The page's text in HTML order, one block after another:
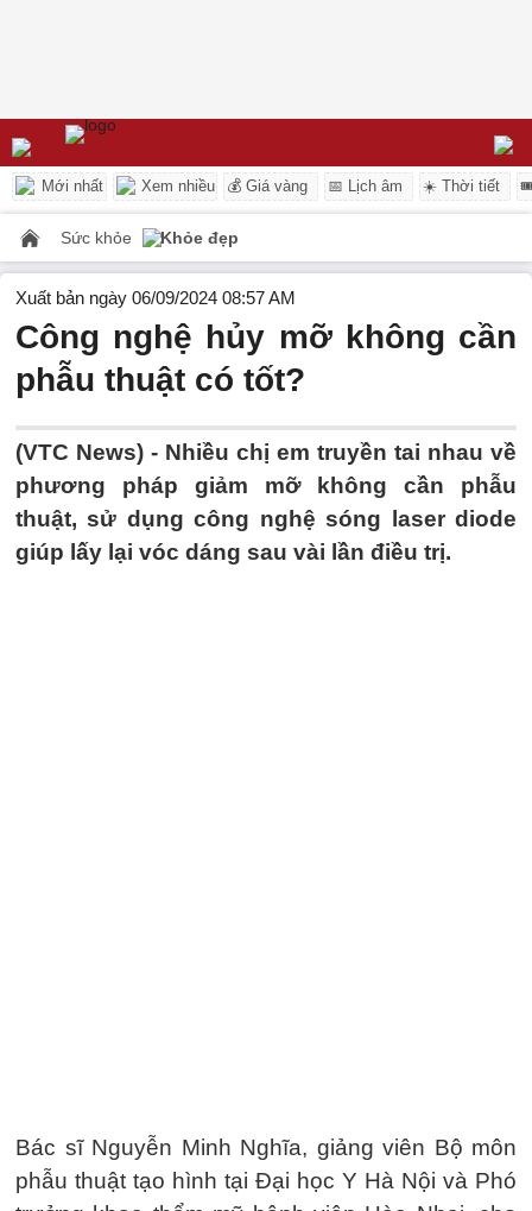
Mới nhất Xem nhiều 💰 Giá vàng 📅 Lịch âm ☀️ Thời tiết
Sức khỏe Khỏe đẹp
Xuất bản ngày 06/09/2024 08:57 AM
Công nghệ hủy mỡ không cần
phẫu thuật có tốt?
(VTC News) - Nhiều chị em truyền tai nhau về
phương pháp giảm mỡ không cần phẫu
thuật, sử dụng công nghệ sóng laser diode
giúp lấy lại vóc dáng sau vài lần điều trị.
Bác sĩ Nguyễn Minh Nghĩa, giảng viên Bộ môn
phẫu thuật tạo hình tại Đại học Y Hà Nội và Phó